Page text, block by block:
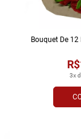
3x
Bouquet De